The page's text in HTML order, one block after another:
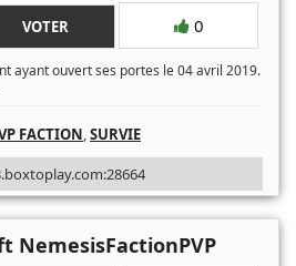
VOTER 0
ayant ouvert ses portes le 04 avril 2019.
FACTION,SURVIE
NemesisFactionPVP